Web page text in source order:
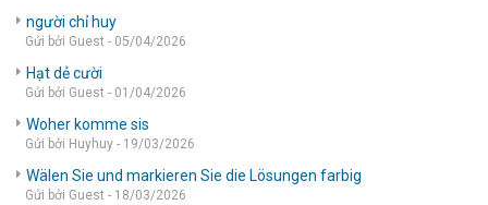
người chỉ huy
Gửi bởi Guest - 05/04/2026
Hạt dẻ cười
Gửi bởi Guest - 01/04/2026
Woher komme sis
Gửi bởi Huyhuy - 19/03/2026
Wälen Sie und markieren Sie die Lösungen farbig
Gửi bởi Guest - 18/03/2026